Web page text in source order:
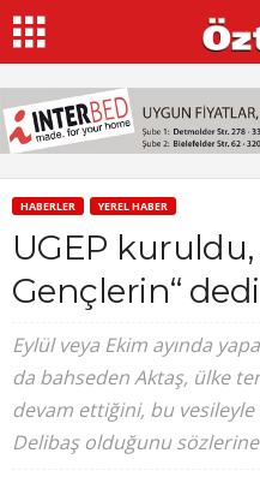
HABERLER YEREL HABER
UGEP kuruldu,
Gençlerin“ dedi
Eylül veya Ekim ayında
da bahseden Aktaş, ülke
devam ettiğini, bu
Delibaş olduğunu